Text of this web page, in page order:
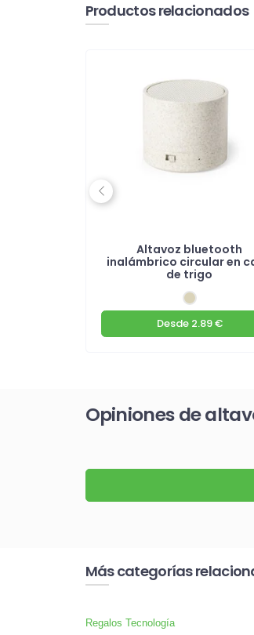
Productos relacionados
Altavoz bluetooth
inalámbrico circular en
de trigo
Desde2.89 €
Previous
Opiniones de
Más categorías
Regalos Tecnología